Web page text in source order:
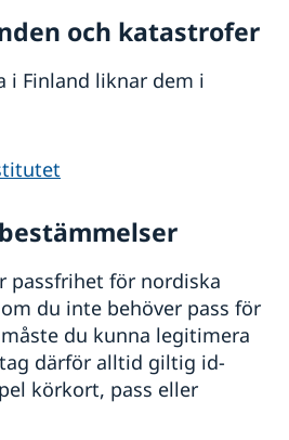
och katastrofer
i Finland liknar dem i
passfrihet för nordiska
du inte behöver pass för
du kunna legitimera
därför alltid giltig id-
körkort, pass eller